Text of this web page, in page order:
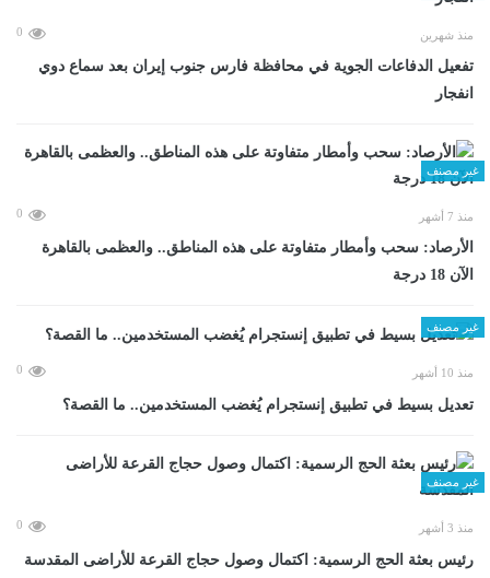
منذ شهرين 0
تفعيل الدفاعات الجوية في محافظة فارس جنوب إيران بعد سماع دوي
انفجار
غير مصنف
منذ 7 أشهر 0
الأرصاد: سحب وأمطار متفاوتة على هذه المناطق.. والعظمى بالقاهرة
الآن 18 درجة
غير مصنف
منذ 10 أشهر 0
تعديل بسيط في تطبيق إنستجرام يُغضب المستخدمين.. ما القصة؟
غير مصنف
منذ 3 أشهر 0
رئيس بعثة الحج الرسمية: اكتمال وصول حجاج القرعة للأراضى المقدسة